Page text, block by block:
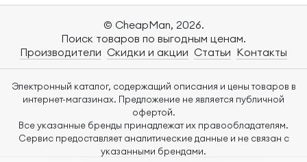
© CheapMan, 2026.
Поиск товаров по выгодным ценам.
Производители Скидки и акции Статьи Контакты
Электронный каталог, содержащий описания и цены товаров в
интернет-магазинах. Предложение не является публичной
офертой.
Все указанные бренды принадлежат их правообладателям.
Сервис предоставляет аналитические данные и не связан с
указанными брендами.